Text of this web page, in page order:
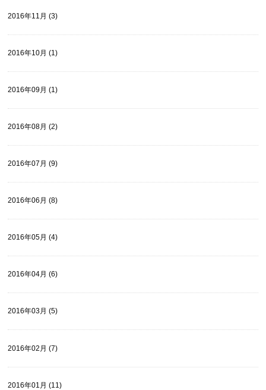
2016年11月 (3)
2016年10月 (1)
2016年09月 (1)
2016年08月 (2)
2016年07月 (9)
2016年06月 (8)
2016年05月 (4)
2016年04月 (6)
2016年03月 (5)
2016年02月 (7)
2016年01月 (11)